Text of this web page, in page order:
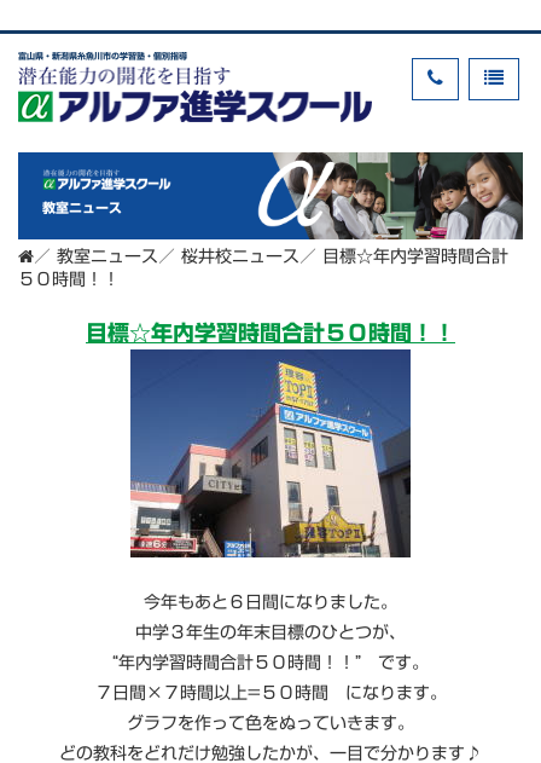
富山県・新潟県糸魚川市の学習塾・個別指導
教室ニュース
／ 教室ニュース ／ 桜井校ニュース ／
目標☆年内学習時間合計
５０時間！！
目標☆年内学習時間合計５０時間！！
今年もあと６日間になりました。
中学３年生の年末目標のひとつが、
“年内学習時間合計５０時間！！” です。
７日間×７時間以上=５０時間 になります。
グラフを作って色をぬっていきます。
どの教科をどれだけ勉強したかが、一目で分かります♪